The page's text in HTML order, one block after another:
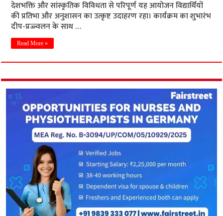
देशभक्ति और सांस्कृतिक विविधता से परिपूर्ण यह आयोजन विद्यार्थियों
की प्रतिभा और अनुशासन का उत्कृष्ट उदाहरण रहा। कार्यक्रम का शुभारंभ
दीप-प्रज्ज्वलन के साथ …
Read More »